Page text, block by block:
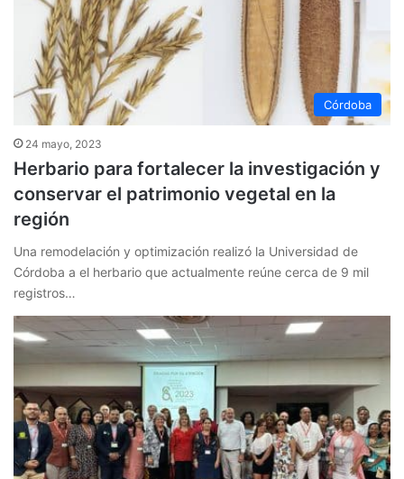
Córdoba
24 mayo, 2023
Herbario para fortalecer la investigación y
conservar el patrimonio vegetal en la
región
Una remodelación y optimización realizó la Universidad de
Córdoba a el herbario que actualmente reúne cerca de 9 mil
registros…